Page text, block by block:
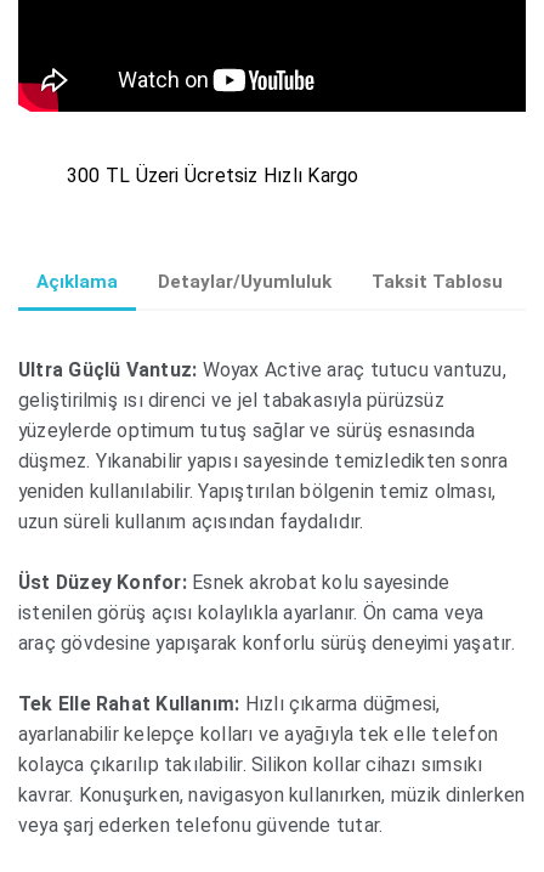
300 TL Üzeri Ücretsiz Hızlı Kargo
Açıklama Detaylar/Uyumluluk Taksit Tablosu
Ultra Güçlü Vantuz: Woyax Active araç tutucu vantuzu,
geliştirilmiş ısı direnci ve jel tabakasıyla pürüzsüz
yüzeylerde optimum tutuş sağlar ve sürüş esnasında
düşmez. Yıkanabilir yapısı sayesinde temizledikten sonra
yeniden kullanılabilir. Yapıştırılan bölgenin temiz olması,
uzun süreli kullanım açısından faydalıdır.
Üst Düzey Konfor:Esnek akrobat kolu sayesinde
istenilen görüş açısı kolaylıkla ayarlanır. Ön cama veya
araç gövdesine yapışarak konforlu sürüş deneyimi yaşatır.
Tek Elle Rahat Kullanım: Hızlı çıkarma düğmesi,
ayarlanabilir kelepçe kolları ve ayağıyla tek elle telefon
kolayca çıkarılıp takılabilir. Silikon kollar cihazı sımsıkı
kavrar. Konuşurken, navigasyon kullanırken, müzik dinlerken
veya şarj ederken telefonu güvende tutar.